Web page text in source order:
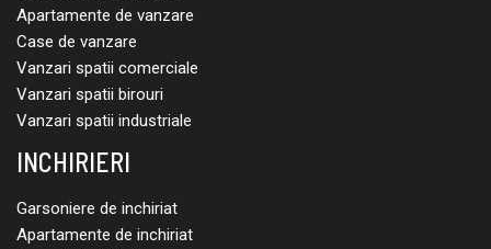
Apartamente de vanzare
Case de vanzare
Vanzari spatii comerciale
Vanzari spatii birouri
Vanzari spatii industriale
INCHIRIERI
Garsoniere de inchiriat
Apartamente de inchiriat